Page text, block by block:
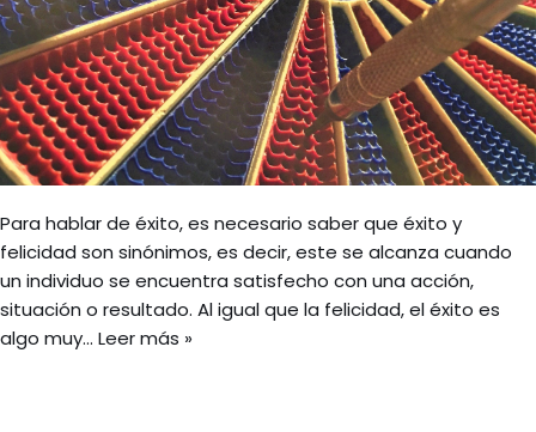
Para hablar de éxito, es necesario saber que éxito y
felicidad son sinónimos, es decir, este se alcanza cuando
un individuo se encuentra satisfecho con una acción,
situación o resultado. Al igual que la felicidad, el éxito es
algo muy… Leer más »